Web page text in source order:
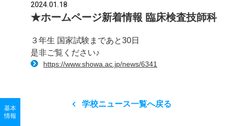
基本
情報
2024.01.18
★ホームページ新着情報 臨床検査技師科
３年生 国家試験まであと30日
是非ご覧ください♪
https://www.showa.ac.jp/news/6341
学校ニュース一覧へ戻る